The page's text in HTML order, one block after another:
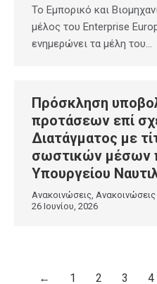
Το Εμπορικό και
μέλος του Enterprise
ενημερώνει τα μέλη του…
Πρόσκληση
προτάσεων επί
Διατάγματος με
σωστικών μέσων
Υπουργείου
Ανακοινώσεις,
26 Ιουνίου, 2026
← 1 2 3 4